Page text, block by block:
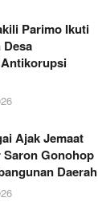
Parimo Ikuti
Ajak Jemaat
Gonohop
Daerah